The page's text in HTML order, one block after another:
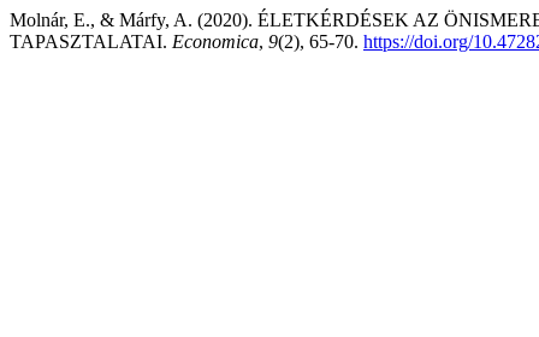
Molnár, E., & Márfy, A. (2020). ÉLETKÉRDÉSEK AZ
TAPASZTALATAI. Economica, 9(2), 65-70. https://doi.org/